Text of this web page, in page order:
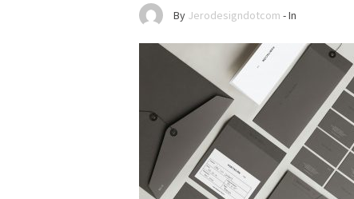
By Jerodesigndotcom - In